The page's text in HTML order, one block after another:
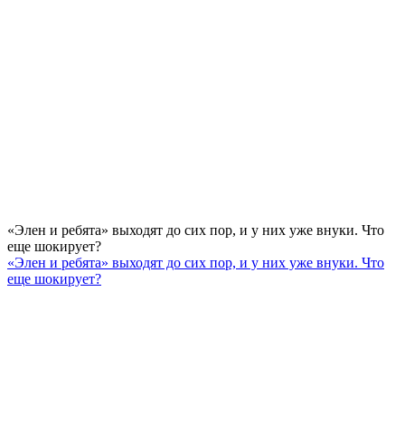
«Элен и ребята» выходят до сих пор, и у них уже внуки. Что
еще шокирует?
«Элен и ребята» выходят до сих пор, и у них уже внуки. Что
еще шокирует?